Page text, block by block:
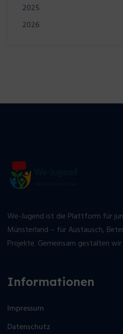
2025
2026
We-Jugend ist die Plattform für
Münsterland – für Austausch,
Projekte. Gemeinsam gestalten
Informationen
Impressum
Datenschutz